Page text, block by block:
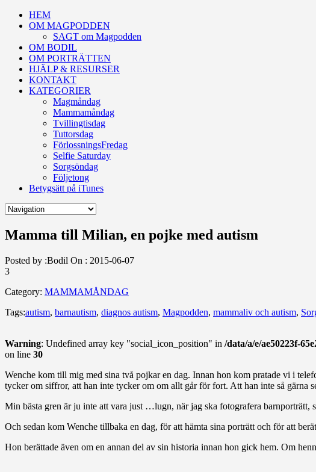
HEM
OM MAGPODDEN
SAGT om Magpodden
OM BODIL
OM PORTRÄTTEN
HJÄLP & RESURSER
KONTAKT
KATEGORIER
Magmåndag
Mammamåndag
Tvillingtisdag
Tuttorsdag
FörlossningsFredag
Selfie Saturday
Sorgsöndag
Följetong
Betygsätt på iTunes
Mamma till Milian, en pojke med autism
Posted by :Bodil On : 2015-06-07
3
Category: MAMMAMÅNDAG
Tags:autism, barnautism, diagnos autism, Magpodden, mammaliv och autism,
Warning: Undefined array key "social_icon_position" in /data/a/e/ae50223f-
on line 30
Wenche kom till mig med sina två pojkar en dag. Innan hon kom pratade vi i
tycker om siffror, att han inte tycker om om allt går för fort. Att han inte så gärna
Min bästa gren är ju inte att vara just …lugn, när jag ska fotografera
Och sedan kom Wenche tillbaka en dag, för att hämta sina porträtt och för att
Hon berättade även om en annan del av sin historia innan hon gick hem. Om